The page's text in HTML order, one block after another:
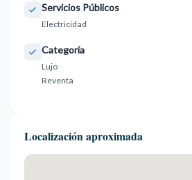
Servicios Públicos
Electricidad
Categoría
Lujo
Reventa
Localización aproximada